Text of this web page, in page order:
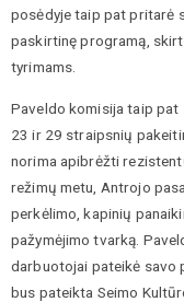
posėdyje taip pat pritarė
paskirtinę programą,
tyrimams.
Paveldo komisija taip
23 ir 29 straipsnių
norima apibrėžti
režimų metu, Antrojo
perkėlimo, kapinių
pažymėjimo tvarką.
darbuotojai pateikė savo
bus pateikta Seimo